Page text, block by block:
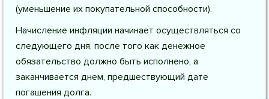
(уменьшение их покупательной способности).
Начисление инфляции начинает осуществляться со
следующего дня, после того как денежное
обязательство должно быть исполнено, а
заканчивается днем, предшествующий дате
погашения долга.